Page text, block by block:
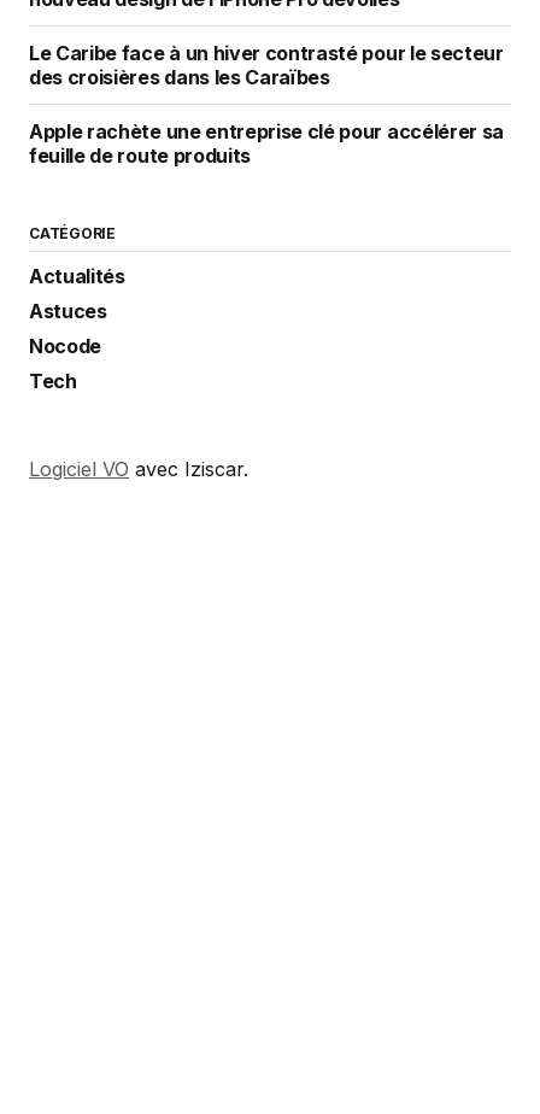
Le Caribe face à un hiver contrasté pour le secteur
des croisières dans les Caraïbes
Apple rachète une entreprise clé pour accélérer sa
feuille de route produits
CATÉGORIE
Actualités
Astuces
Nocode
Tech
Logiciel VO avec Iziscar.